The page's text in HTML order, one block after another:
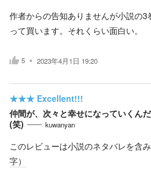
作者からの告知ありませんが小説の
って買います。それくらい面白い。
5 2023年4月1日 19:20
★★★ Excellent!!!
仲間が、次々と幸せになっていくん
(笑)
kuwanyan
このレビューは小説のネタバレを含み
字）